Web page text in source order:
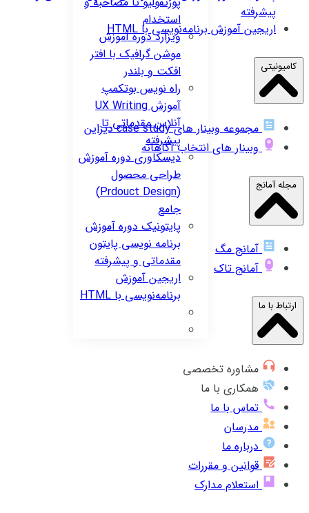
استخدام
ویزارددوره آموزش
موشن گرافیک با افتر
افکت و بلندر
راه نویسبوتکمپ
آموزش UX Writing
آنلاین مقدماتی تا
پیشرفته
دیسکاوریدوره آموزش
طراحی محصول
(Prdouct Design)
جامع
پایتونیکدوره آموزش
برنامه نویسی پایتون
مقدماتی و پیشرفته
اریجینآموزش
برنامه‌نویسی با HTML
پیشرفته
اریجینآموزش برنامه‌نویسی با HTML
کامیونیتی
مجموعه وبینار های case study دیزاین
وبینار های انتخاب آگاهانه
مجله آمانج
آمانج مگ
آمانج تاک
ارتباط با ما
مشاوره تخصصی
همکاری با ما
تماس با ما
مدرسان
درباره ما
قوانین و مقررات
استعلام مدارک